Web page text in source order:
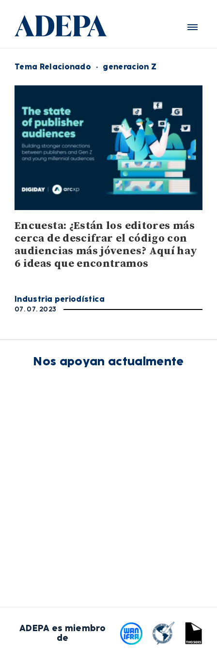
Tema Relacionado · generacion Z
Encuesta: ¿Están los editores más
cerca de descifrar el código con
audiencias más jóvenes? Aquí hay
6 ideas que encontramos
Industria periodística
07. 07. 2023
Nos apoyan actualmente
ADEPA es miembro
de